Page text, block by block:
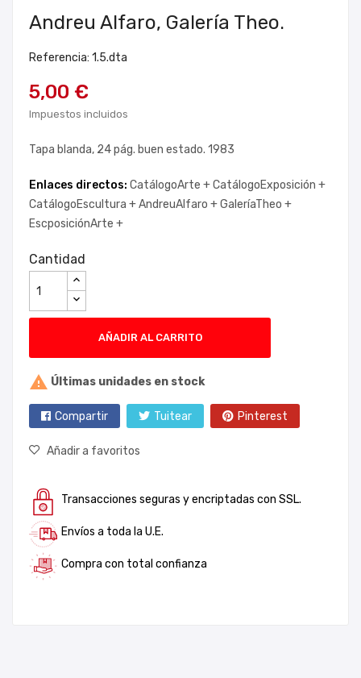
Andreu Alfaro, Galería Theo.
Referencia: 1.5.dta
5,00 €
Impuestos incluidos
Tapa blanda, 24 pág. buen estado. 1983
Enlaces directos: CatálogoArte +CatálogoExposición +
CatálogoEscultura +AndreuAlfaro +GaleríaTheo +
EscposiciónArte +
Cantidad
AÑADIR AL CARRITO
 Últimas unidades en stock
Compartir Tuitear Pinterest
Añadir a favoritos
Transacciones seguras y encriptadas con SSL.
Envíos a toda la U.E.
Compra con total confianza